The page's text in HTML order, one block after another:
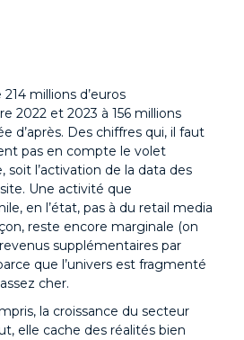
millions d’euros
2022 et 2023 à 156 millions
d’après. Des chiffres qui, il faut
pas en compte le volet
soit l’activation de la data des
Une activité que
en l’état, pas à du retail media
reste encore marginale (on
supplémentaires par
que l’univers est fragmenté
cher.
la croissance du secteur
elle cache des réalités bien